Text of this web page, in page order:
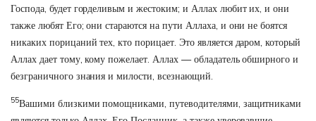
Господа, будет горделивым и жестоким; и Аллах любит их, и они
также любят Его; они стараются на пути Аллаха, и они не боятся
никаких порицаний тех, кто порицает. Это является даром, который
Аллах дает тому, кому пожелает. Аллах — обладатель обширного и
безграничного знания и милости, всезнающий.
55Вашими близкими помощниками, путеводителями, защитниками